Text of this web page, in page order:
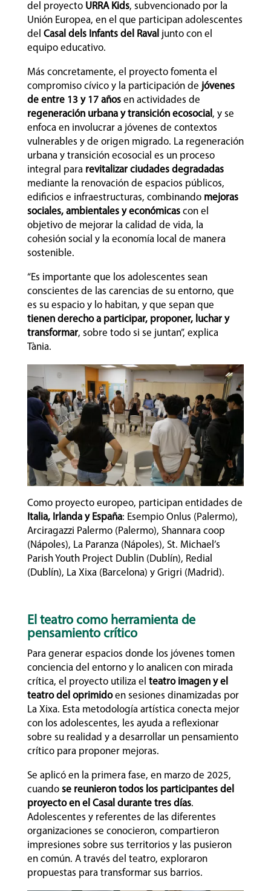
del proyecto URRA Kids, subvencionado por la
Unión Europea, en el que participan adolescentes
del Casal dels Infants del Raval junto con el
equipo educativo.
Más concretamente, el proyecto fomenta el
compromiso cívico y la participación de jóvenes
de entre 13 y 17 añosen actividades de
regeneración urbana y transición ecosocial , y se
enfoca en involucrar a jóvenes de contextos
vulnerables y de origen migrado. La regeneración
urbana y transición ecosocial es un proceso
integral para revitalizar ciudades degradadas
mediante la renovación de espacios públicos,
edificios e infraestructuras, combinando mejoras
sociales, ambientales y económicascon el
objetivo de mejorar la calidad de vida, la
cohesión social y la economía local de manera
sostenible.
“Es importante que los adolescentes sean
conscientes de las carencias de su entorno, que
es su espacio y lo habitan, y que sepan que
tienen derecho a participar, proponer, luchar y
transformar, sobre todo si se juntan”, explica
Tània.
Como proyecto europeo, participan entidades de
Italia, Irlanda y España: Esempio Onlus (Palermo),
Arciragazzi Palermo (Palermo), Shannara coop
(Nápoles), La Paranza (Nápoles), St. Michael’s
Parish Youth Project Dublin (Dublín), Redial
(Dublín), La Xixa (Barcelona) y Grigri (Madrid).
El teatro como herramienta de
pensamiento crítico
Para generar espacios donde los jóvenes tomen
conciencia del entorno y lo analicen con mirada
crítica, el proyecto utiliza el teatro imagen y el
teatro del oprimidoen sesiones dinamizadas por
La Xixa. Esta metodología artística conecta mejor
con los adolescentes, les ayuda a reflexionar
sobre su realidad y a desarrollar un pensamiento
crítico para proponer mejoras.
Se aplicó en la primera fase, en marzo de 2025,
cuando se reunieron todos los participantes del
proyecto en el Casal durante tres días.
Adolescentes y referentes de las diferentes
organizaciones se conocieron, compartieron
impresiones sobre sus territorios y las pusieron
en común. A través del teatro, exploraron
propuestas para transformar sus barrios.